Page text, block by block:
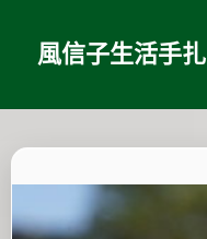
風信子生活手扎